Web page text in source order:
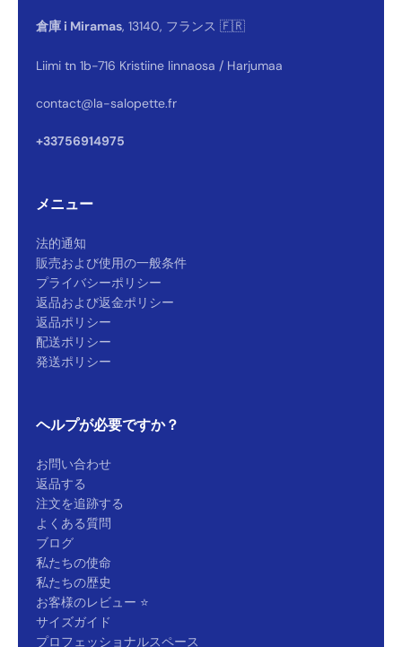
倉庫 i Miramas, 13140, フランス 🇫🇷
Liimi tn 1b-716 Kristiine linnaosa / Harjumaa
contact@la-salopette.fr
+33756914975
メニュー
法的通知
販売および使用の一般条件
プライバシーポリシー
返品および返金ポリシー
返品ポリシー
配送ポリシー
発送ポリシー
ヘルプが必要ですか？
お問い合わせ
返品する
注文を追跡する
よくある質問
ブログ
私たちの使命
私たちの歴史
お客様のレビュー ⭐
サイズガイド
プロフェッショナルスペース